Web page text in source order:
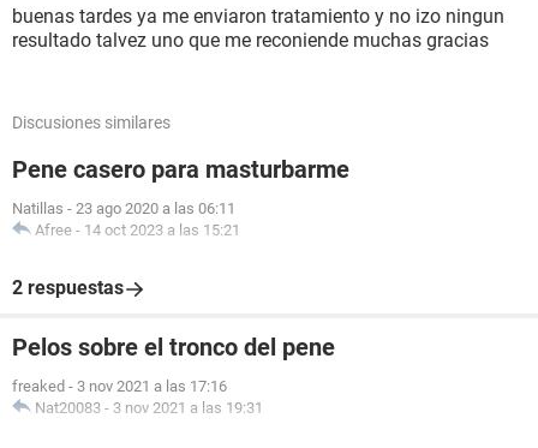
buenas tardes ya me enviaron tratamiento y no izo ningun
resultado talvez uno que me reconiende muchas gracias
Discusiones similares
Pene casero para masturbarme
Natillas - 23 ago 2020 a las 06:11
Afree - 14 oct 2023 a las 15:21
2 respuestas
Pelos sobre el tronco del pene
freaked - 3 nov 2021 a las 17:16
Nat20083 - 3 nov 2021 a las 19:31